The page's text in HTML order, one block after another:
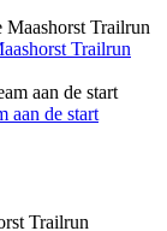
Trailrun
aan de start